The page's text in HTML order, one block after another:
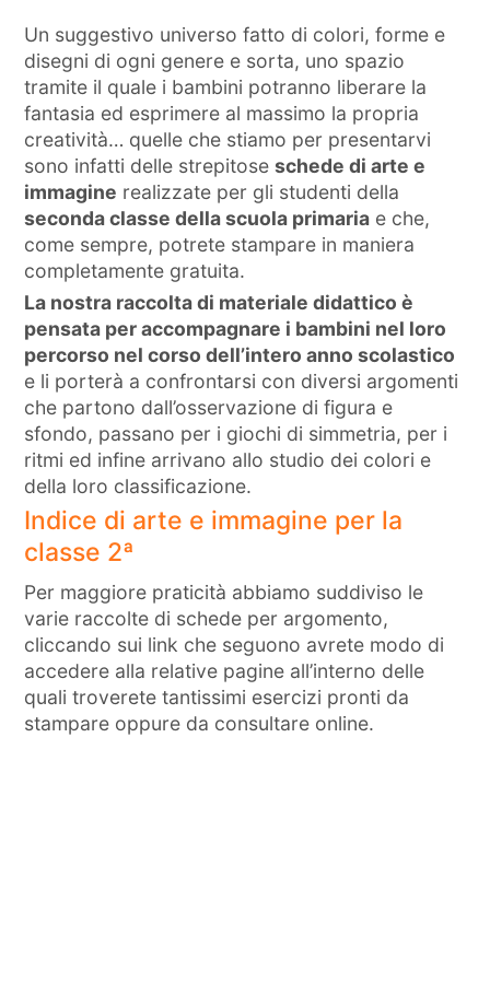
Un suggestivo universo fatto di colori, forme e
disegni di ogni genere e sorta, uno spazio
tramite il quale i bambini potranno liberare la
fantasia ed esprimere al massimo la propria
creatività… quelle che stiamo per presentarvi
sono infatti delle strepitoseschede di arte e
immagine realizzate per gli studenti della
seconda classe della scuola primaria e che,
come sempre, potrete stampare in maniera
completamente gratuita.
La nostra raccolta di materiale didattico è
pensata per accompagnare i bambini nel loro
percorso nel corso dell’intero anno scolastico
e li porterà a confrontarsi con diversi argomenti
che partono dall’osservazione di figura e
sfondo, passano per i giochi di simmetria, per i
ritmi ed infine arrivano allo studio dei colori e
della loro classificazione.
Indice di arte e immagine per la
classe 2ª
Per maggiore praticità abbiamo suddiviso le
varie raccolte di schede per argomento,
cliccando sui link che seguono avrete modo di
accedere alla relative pagine all’interno delle
quali troverete tantissimi esercizi pronti da
stampare oppure da consultare online.